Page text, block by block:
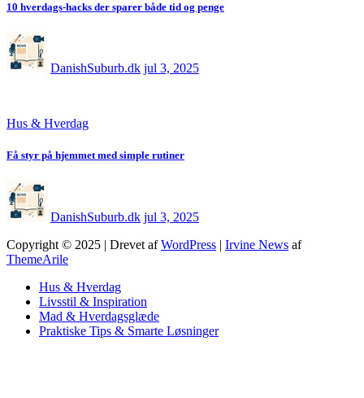
10 hverdags-hacks der sparer både tid og penge
DanishSuburb.dk jul 3, 2025
Hus & Hverdag
Få styr på hjemmet med simple rutiner
DanishSuburb.dk jul 3, 2025
Copyright © 2025 | Drevet afWordPress | Irvine News af
ThemeArile
Hus & Hverdag
Livsstil & Inspiration
Mad & Hverdagsglæde
Praktiske Tips & Smarte Løsninger